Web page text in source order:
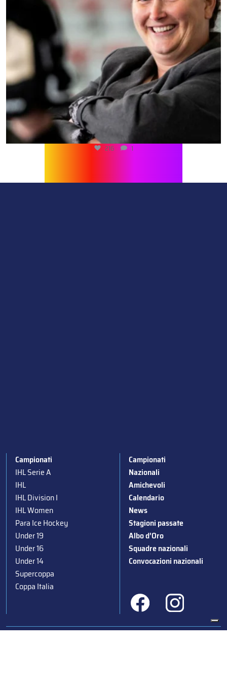
216 1
Campionati
IHL Serie A
IHL
IHL Division I
IHL Women
Para Ice Hockey
Under 19
Under 16
Under 14
Supercoppa
Coppa Italia
Campionati
Nazionali
Amichevoli
Calendario
News
Stagioni passate
Albo d’Oro
Squadre nazionali
Convocazioni nazionali